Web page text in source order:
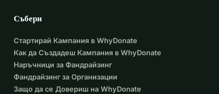
Събери
Стартирай Кампания в WhyDonate
Как да Създадеш Кампания в WhyDonate
Наръчници за Фандрайзинг
Фандрайзинг за Организации
Защо да се Довериш на WhyDonate